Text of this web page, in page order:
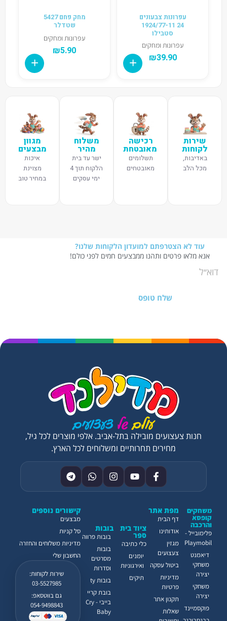
עפרונות צבעונים
24 1924/77-11
סטבילו
עפרונות ומחקים
₪39.90
מחק פחם 5427
שטדלר
עפרונות ומחקים
₪5.90
שירות
לקוחות
באדיבות,
מכל הלב
רכישה
מאובטחת
תשלומים
מאובטחים
משלוח
מהיר
ישר עד בית
הלקוח תוך 4
ימי עסקים
מגוון
מבצעים
איכות
מצוינת
במחיר טוב
עוד לא הצטרפתם למועדון הלקוחות שלנו?
אנא מלאו פרטים ותהנו ממבצעים חמים לפני כולם!
שלח טופס
קישורים נוספים
מבצעים
סל קניות
מדיניות משלוחים והחזרה
החשבון שלי
שירות לקוחות:
03-5527985
גם בווטסאפ:
054-9498843
ציוד בית
ספר
כלי כתיבה
יומנים
ואירגוניות
תיקים
בובות
בובות פרווה
בובות
מסרטים
וסדרות
בובות ty
בובת קריי
בייבי - Cry
Baby
משחקים
קופסא
והרכבה
פלימובייל -
Playmobil
דיאמנט
משחקי
יצירה
משחקי
יצירה
פוקסמיינד
מפת אתר
דף הבית
אודותינו
מגזין
צעצועים
ביטול עסקה
מדיניות
פרטיות
תקנון אתר
שאלות
חנות צעצועים מובילה בתל-אביב. אלפי מוצרים לכל גיל,
מחירים תחרותיים ומשלוחים לכל הארץ.